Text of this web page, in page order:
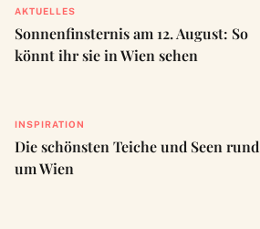
AKTUELLES
Sonnenfinsternis am 12. August: So
könnt ihr sie in Wien sehen
INSPIRATION
Die schönsten Teiche und Seen rund
um Wien